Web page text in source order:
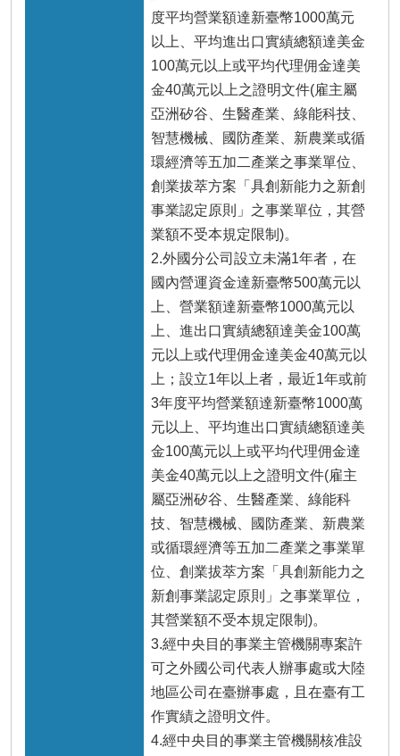
度平均營業額達新臺幣1000萬元
以上、平均進出口實績總額達美金
100萬元以上或平均代理佣金達美
金40萬元以上之證明文件(雇主屬
亞洲矽谷、生醫產業、綠能科技、
智慧機械、國防產業、新農業或循
環經濟等五加二產業之事業單位、
創業拔萃方案「具創新能力之新創
事業認定原則」之事業單位，其營
業額不受本規定限制)。
2.外國分公司設立未滿1年者，在
國內營運資金達新臺幣500萬元以
上、營業額達新臺幣1000萬元以
上、進出口實績總額達美金100萬
元以上或代理佣金達美金40萬元以
上；設立1年以上者，最近1年或前
3年度平均營業額達新臺幣1000萬
元以上、平均進出口實績總額達美
金100萬元以上或平均代理佣金達
美金40萬元以上之證明文件(雇主
屬亞洲矽谷、生醫產業、綠能科
技、智慧機械、國防產業、新農業
或循環經濟等五加二產業之事業單
位、創業拔萃方案「具創新能力之
新創事業認定原則」之事業單位，
其營業額不受本規定限制)。
3.經中央目的事業主管機關專案許
可之外國公司代表人辦事處或大陸
地區公司在臺辦事處，且在臺有工
作實績之證明文件。
4.經中央目的事業主管機關核准設